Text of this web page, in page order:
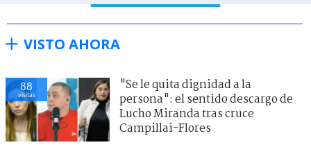
VISTO AHORA
88
visitas
"Se le quita dignidad a la
persona": el sentido descargo de
Lucho Miranda tras cruce
Campillai-Flores